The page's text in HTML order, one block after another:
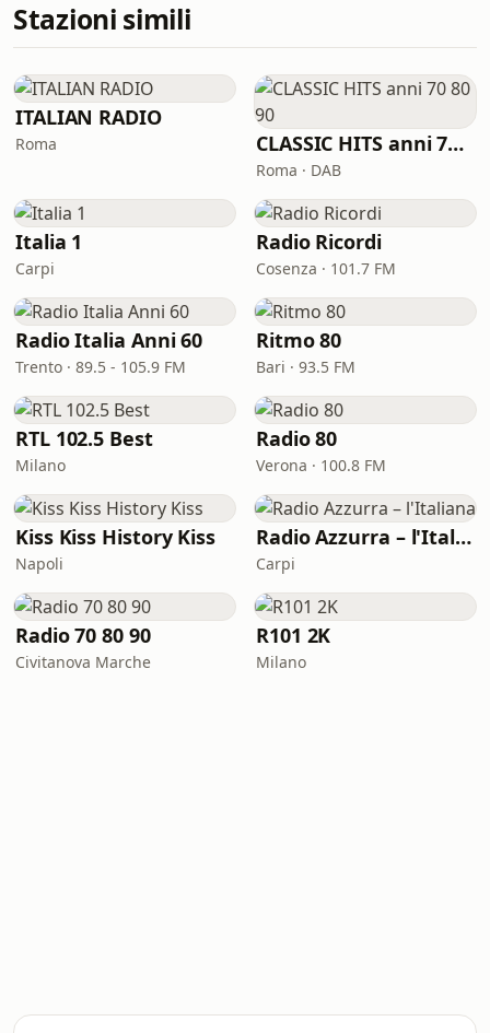
Stazioni simili
ITALIAN RADIO
Roma CLASSIC HITS anni 70 80 90
Roma · DAB
Italia 1
Carpi
Radio Ricordi
Cosenza · 101.7 FM
Radio Italia Anni 60
Trento · 89.5 - 105.9 FM
Ritmo 80
Bari · 93.5 FM
RTL 102.5 Best
Milano
Radio 80
Verona · 100.8 FM
Kiss Kiss History Kiss
Napoli
Radio Azzurra – l'Italiana
Carpi
Radio 70 80 90
Civitanova Marche
R101 2K
Milano